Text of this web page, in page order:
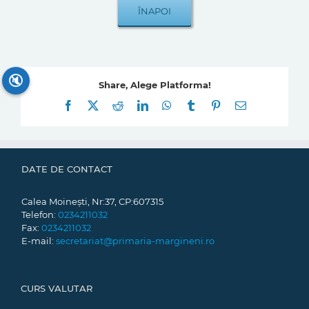
Share, Alege Platforma!
Facebook
RedditLinkedInWhatsApp
Tumblr Pinterest
E-
DATE DE CONTACT
Calea Moinești, Nr:37, CP:607315
Telefon: 0234211032
Fax: 0234211032
E-mail: secretariat@primaria-margineni.ro
CURS VALUTAR
🔇